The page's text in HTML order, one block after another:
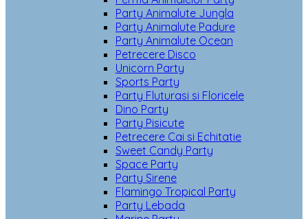
Party Animalute Jungla
Party Animalute Padure
Party Animalute Ocean
Petrecere Disco
Unicorn Party
Sports Party
Party Fluturasi si Floricele
Dino Party
Party Pisicute
Petrecere Cai si Echitatie
Sweet Candy Party
Space Party
Party Sirene
Flamingo Tropical Party
Party Lebada